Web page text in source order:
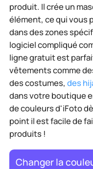
produit. Il crée un
élément, ce qui vous
dans des zones
logiciel compliqué
ligne gratuit est
vêtements comme
des costumes,des
dans votre boutique
de couleurs d'iFoto
point il est facile de
produits !
Changer la